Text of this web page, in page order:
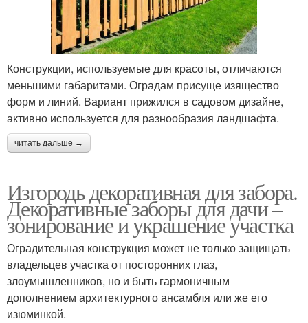
Конструкции, используемые для красоты, отличаются
меньшими габаритами. Оградам присуще изящество
форм и линий. Вариант прижился в садовом дизайне,
активно используется для разнообразия ландшафта.
читать дальше →
Изгородь декоративная для забора.
Декоративные заборы для дачи –
зонирование и украшение участка
Оградительная конструкция может не только защищать
владельцев участка от посторонних глаз,
злоумышленников, но и быть гармоничным
дополнением архитектурного ансамбля или же его
изюминкой.